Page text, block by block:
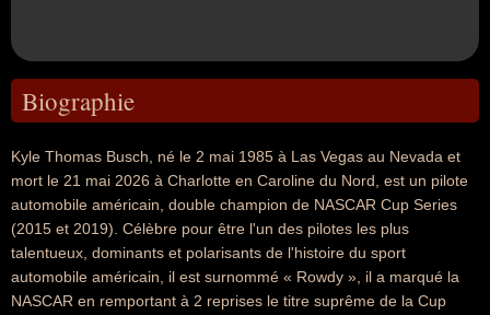
Biographie
Kyle Thomas Busch, né le 2 mai 1985 à Las Vegas au Nevada et
mort le 21 mai 2026 à Charlotte en Caroline du Nord, est un pilote
automobile américain, double champion de NASCAR Cup Series
(2015 et 2019). Célèbre pour être l'un des pilotes les plus
talentueux, dominants et polarisants de l'histoire du sport
automobile américain, il est surnommé « Rowdy », il a marqué la
NASCAR en remportant à 2 reprises le titre suprême de la Cup